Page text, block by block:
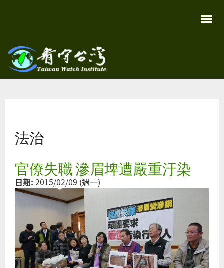
容
Watch
法治
官僚失職 滲眉埤遭嚴重汙染
日期: 2015/02/09 (週一)